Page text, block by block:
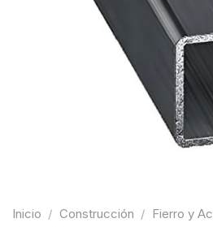
Inicio / Construcción / Fierro y